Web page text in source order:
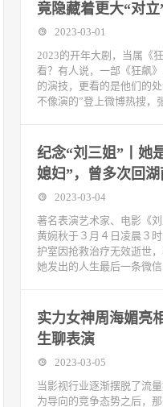
竟隐藏着更大“对立
2023-03-01
2023的开年大剧，当属《
看？有人说，一部《狂飙
的演技，更看的是他们的
不像演的”登上微博热搜，
纪念“刘三姐”丨她
媳妇”，曾多次回湖
2023-03-04
著名表演艺术家、电影《
黄婉秋于３月４日凌晨３
护室因抢救治疗无效逝世
她发出的人生最后一条微
实力女神周海媚亮
生聊表演
2023-03-05
当影视行业逐渐摆脱了流
为导向的竞争态势之后，